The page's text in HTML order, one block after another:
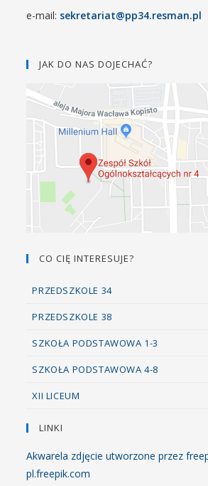
e-mail: sekretariat@pp34.resman.pl
JAK DO NAS DOJECHAĆ?
CO CIĘ INTERESUJE?
PRZEDSZKOLE 34
PRZEDSZKOLE 38
SZKOŁA PODSTAWOWA 1-3
SZKOŁA PODSTAWOWA 4-8
XII LICEUM
LINKI
Akwarela zdjęcie utworzone przez
pl.freepik.com